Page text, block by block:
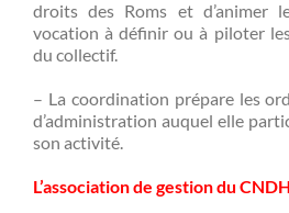
droits des Roms et d’animer
vocation à définir ou à piloter
du collectif.
– La coordination prépare les
d’administration auquel elle
son activité.
L’association de gestion du